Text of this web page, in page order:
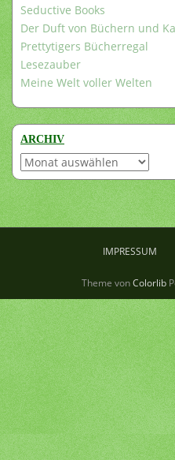
Seductive Books
Der Duft von Büchern und
Prettytigers Bücherregal
Lesezauber
Meine Welt voller Welten
ARCHIV
Archiv
IMPRESSUM
Theme vonColorlib